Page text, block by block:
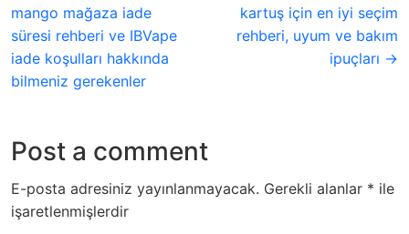
mango mağaza iade
süresi rehberi ve IBVape
iade koşulları hakkında
bilmeniz gerekenler
kartuş için en iyi seçim
rehberi, uyum ve bakım
ipuçları →
Post a comment
E-posta adresiniz yayınlanmayacak. Gerekli alanlar * ile
işaretlenmişlerdir